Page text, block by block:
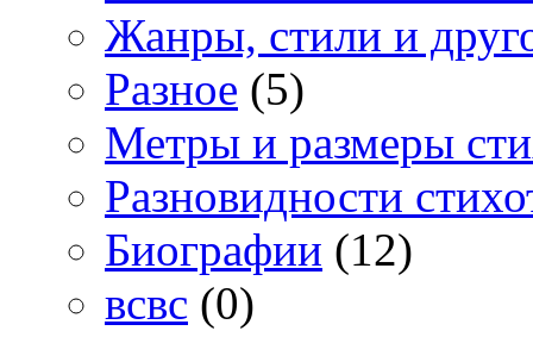
Жанры, стили и
Разное (5)
Метры и размеры
Разновидности
Биографии (12)
всвс (0)